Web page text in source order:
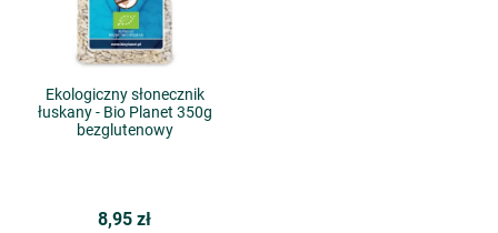
Ekologiczny słonecznik
łuskany - Bio Planet 350g
bezglutenowy
8,95 zł